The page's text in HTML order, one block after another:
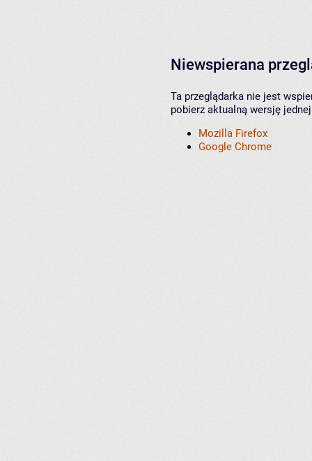
Niewspierana
Ta przeglądarka nie jest
pobierz aktualną wersję
Mozilla Firefox
Google Chrome